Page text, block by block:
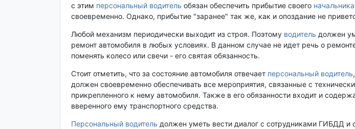
с этим персональный водитель обязан обеспечить прибытие своего начальника
своевременно. Однако, прибытие "заранее" так же, как и опоздание не
Любой механизм периодически выходит из строя. Поэтому водитель должен
ремонт автомобиля в любых условиях. В данном случае не идет речь о
поменять колесо или свечи - его святая обязанность.
Стоит отметить, что за состояние автомобиля отвечает персональный водитель
должен своевременно обеспечивать все мероприятия, связанные с
прикрепленного к нему автомобиля. Также в его обязанности входит и
вверенного ему транспортного средства.
Персональный водитель должен уметь вести диалог с сотрудниками ГИБДД и